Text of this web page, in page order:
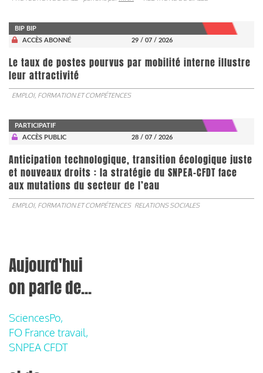
BIP BIP
ACCÈS ABONNÉ
29 / 07 / 2026
Le taux de postes pourvus par mobilité interne illustre
leur attractivité
EMPLOI, FORMATION ET COMPÉTENCES
PARTICIPATIF
ACCÈS PUBLIC
28 / 07 / 2026
Anticipation technologique, transition écologique juste
et nouveaux droits : la stratégie du SNPEA-CFDT face
aux mutations du secteur de l’eau
EMPLOI, FORMATION ET COMPÉTENCES RELATIONS SOCIALES
Aujourd'hui
on parle de...
SciencesPo,
FO France travail,
SNPEA CFDT